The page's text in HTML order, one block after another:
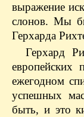
выражение
слонов. Мы
Герхарда
Герхард
европейских
ежегодном
успешных
быть, и это